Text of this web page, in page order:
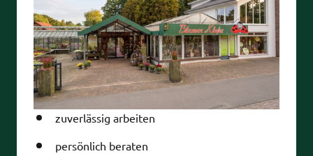
zuverlässig arbeiten
persönlich beraten